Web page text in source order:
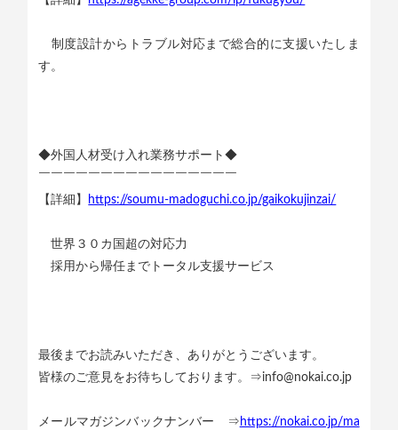
制度設計からトラブル対応まで総合的に支援いたしま
す。
◆外国人材受け入れ業務サポート◆
￣￣￣￣￣￣￣￣￣￣￣￣￣￣￣￣
【詳細】
https://soumu-madoguchi.co.jp/gaikokujinzai/
世界３０カ国超の対応力
採用から帰任までトータル支援サービス
最後までお読みいただき、ありがとうございます。
皆様のご意見をお待ちしております。⇒info@nokai.co.jp
メールマガジンバックナンバー ⇒ https://nokai.co.jp/ma